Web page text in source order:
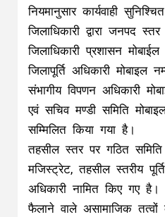
नियमानुसार कार्यवाही
जिलाधिकारी द्वारा जनपद
जिलाधिकारी प्रशासन
जिलापूर्ति अधिकारी
संभागीय विपणन अधिकारी
एवं सचिव मण्डी समिति
सम्मिलित किया गया है।
तहसील स्तर पर गठित
मजिस्ट्रेट, तहसील स्तरीय
अधिकारी नामित किए गए है।
फैलाने वाले असामाजिक